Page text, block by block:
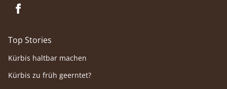
Top Stories
Kürbis haltbar machen
Kürbis zu früh geerntet?